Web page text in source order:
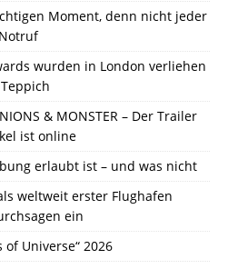
Moment, denn nicht jeder
wurden in London verliehen
& MONSTER – Der Trailer
ist online
erlaubt ist – und was nicht
weltweit erster Flughafen
ein
Universe“ 2026